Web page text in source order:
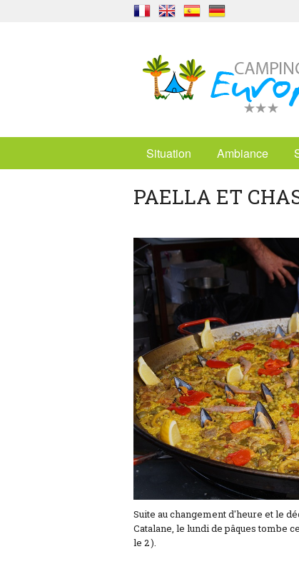
Situation Ambiance
PAELLA ET
Suite au changement d'heure et le
Catalane, le lundi de pâques tombe
le 2 ).